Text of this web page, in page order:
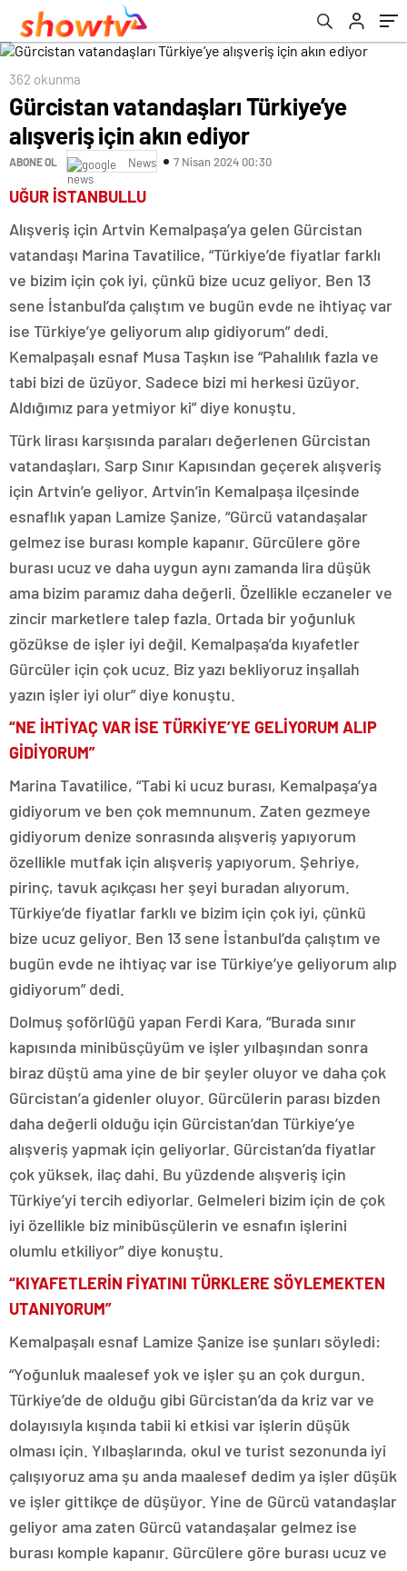
362 okunma
Gürcistan vatandaşları Türkiye’ye
alışveriş için akın ediyor
ABONE OL News 7 Nisan 2024 00:30
UĞUR İSTANBULLU
Alışveriş için Artvin Kemalpaşa’ya gelen Gürcistan
vatandaşı Marina Tavatilice, “Türkiye’de fiyatlar farklı
ve bizim için çok iyi, çünkü bize ucuz geliyor. Ben 13
sene İstanbul’da çalıştım ve bugün evde ne ihtiyaç var
ise Türkiye’ye geliyorum alıp gidiyorum” dedi.
Kemalpaşalı esnaf Musa Taşkın ise “Pahalılık fazla ve
tabi bizi de üzüyor. Sadece bizi mi herkesi üzüyor.
Aldığımız para yetmiyor ki” diye konuştu.
Türk lirası karşısında paraları değerlenen Gürcistan
vatandaşları, Sarp Sınır Kapısından geçerek alışveriş
için Artvin’e geliyor. Artvin’in Kemalpaşa ilçesinde
esnaflık yapan Lamize Şanize, “Gürcü vatandaşalar
gelmez ise burası komple kapanır. Gürcülere göre
burası ucuz ve daha uygun aynı zamanda lira düşük
ama bizim paramız daha değerli. Özellikle eczaneler ve
zincir marketlere talep fazla. Ortada bir yoğunluk
gözükse de işler iyi değil. Kemalpaşa’da kıyafetler
Gürcüler için çok ucuz. Biz yazı bekliyoruz inşallah
yazın işler iyi olur” diye konuştu.
“NE İHTİYAÇ VAR İSE TÜRKİYE’YE GELİYORUM ALIP
GİDİYORUM”
Marina Tavatilice, “Tabi ki ucuz burası, Kemalpaşa’ya
gidiyorum ve ben çok memnunum. Zaten gezmeye
gidiyorum denize sonrasında alışveriş yapıyorum
özellikle mutfak için alışveriş yapıyorum. Şehriye,
pirinç, tavuk açıkçası her şeyi buradan alıyorum.
Türkiye’de fiyatlar farklı ve bizim için çok iyi, çünkü
bize ucuz geliyor. Ben 13 sene İstanbul’da çalıştım ve
bugün evde ne ihtiyaç var ise Türkiye’ye geliyorum alıp
gidiyorum” dedi.
Dolmuş şoförlüğü yapan Ferdi Kara, “Burada sınır
kapısında minibüsçüyüm ve işler yılbaşından sonra
biraz düştü ama yine de bir şeyler oluyor ve daha çok
Gürcistan’a gidenler oluyor. Gürcülerin parası bizden
daha değerli olduğu için Gürcistan’dan Türkiye’ye
alışveriş yapmak için geliyorlar. Gürcistan’da fiyatlar
çok yüksek, ilaç dahi. Bu yüzdende alışveriş için
Türkiye’yi tercih ediyorlar. Gelmeleri bizim için de çok
iyi özellikle biz minibüsçülerin ve esnafın işlerini
olumlu etkiliyor” diye konuştu.
“KIYAFETLERİN FİYATINI TÜRKLERE SÖYLEMEKTEN
UTANIYORUM”
Kemalpaşalı esnaf Lamize Şanize ise şunları söyledi:
“Yoğunluk maalesef yok ve işler şu an çok durgun.
Türkiye’de de olduğu gibi Gürcistan’da da kriz var ve
dolayısıyla kışında tabii ki etkisi var işlerin düşük
olması için. Yılbaşlarında, okul ve turist sezonunda iyi
çalışıyoruz ama şu anda maalesef dedim ya işler düşük
ve işler gittikçe de düşüyor. Yine de Gürcü vatandaşlar
geliyor ama zaten Gürcü vatandaşalar gelmez ise
burası komple kapanır. Gürcülere göre burası ucuz ve